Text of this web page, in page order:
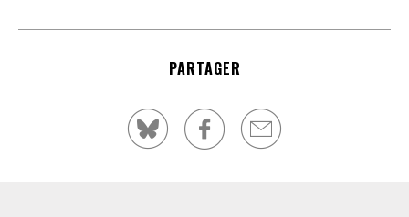
PARTAGER